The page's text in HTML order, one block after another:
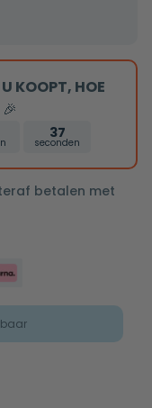
KOOPT, HOE
🎉
37
seconden
betalen met